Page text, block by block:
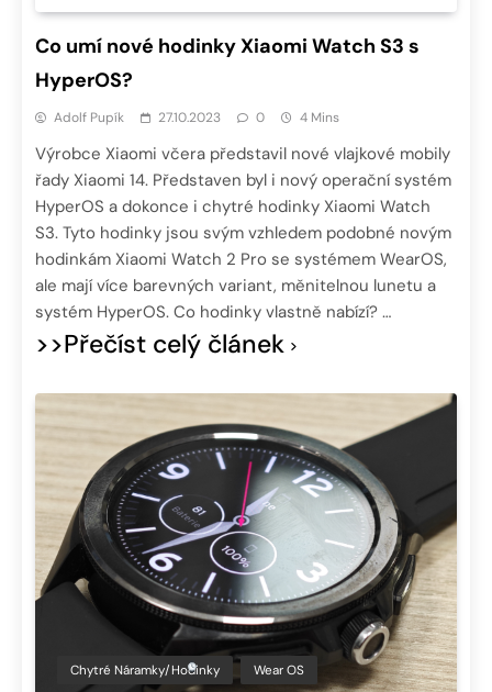
Co umí nové hodinky Xiaomi Watch S3 s
HyperOS?
Adolf Pupík 27.10.2023 0 4 Mins
Výrobce Xiaomi včera představil nové vlajkové mobily
řady Xiaomi 14. Představen byl i nový operační systém
HyperOS a dokonce i chytré hodinky Xiaomi Watch
S3. Tyto hodinky jsou svým vzhledem podobné novým
hodinkám Xiaomi Watch 2 Pro se systémem WearOS,
ale mají více barevných variant, měnitelnou lunetu a
systém HyperOS. Co hodinky vlastně nabízí? …
>>Přečíst celý článek
Chytré Náramky/hodinky Wear OS